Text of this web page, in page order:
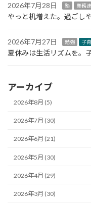
2026年7月28日 塾 業務
やっと机増えた。過ごし
2026年7月27日 勉強 子
夏休みは生活リズムを。
アーカイブ
2026年8月 (5)
2026年7月 (30)
2026年6月 (21)
2026年5月 (30)
2026年4月 (29)
2026年3月 (30)